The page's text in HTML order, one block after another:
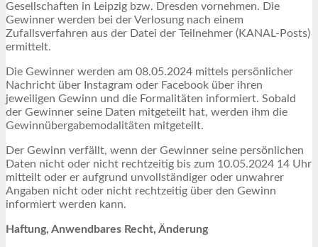
Gesellschaften in Leipzig bzw. Dresden vornehmen. Die
Gewinner werden bei der Verlosung nach einem
Zufallsverfahren aus der Datei der Teilnehmer (KANAL-Posts)
ermittelt.
Die Gewinner werden am 08.05.2024 mittels persönlicher
Nachricht über Instagram oder Facebook über ihren
jeweiligen Gewinn und die Formalitäten informiert. Sobald
der Gewinner seine Daten mitgeteilt hat, werden ihm die
Gewinnübergabemodalitäten mitgeteilt.
Der Gewinn verfällt, wenn der Gewinner seine persönlichen
Daten nicht oder nicht rechtzeitig bis zum 10.05.2024 14 Uhr
mitteilt oder er aufgrund unvollständiger oder unwahrer
Angaben nicht oder nicht rechtzeitig über den Gewinn
informiert werden kann.
Haftung, Anwendbares Recht, Änderung